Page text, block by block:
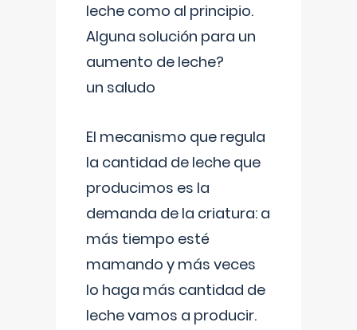
leche como al principio.
Alguna solución para un
aumento de leche?
un saludo
El mecanismo que regula
la cantidad de leche que
producimos es la
demanda de la criatura: a
más tiempo esté
mamando y más veces
lo haga más cantidad de
leche vamos a producir.